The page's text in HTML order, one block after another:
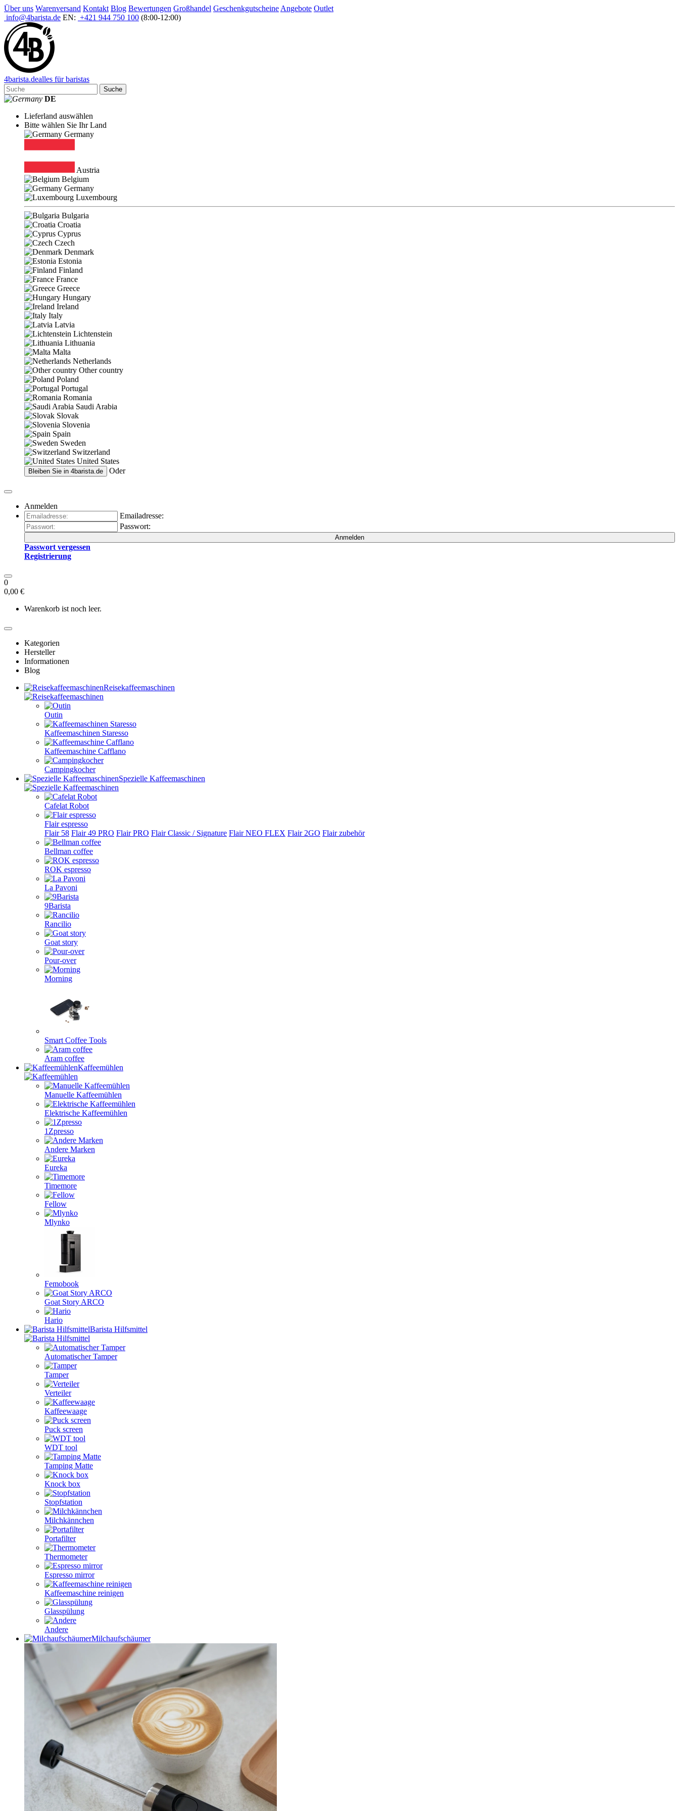
Über uns Warenversand Kontakt Blog Bewertungen Großhandel Geschenkgutscheine Angebote Outlet
info@4barista.de EN: +421 944 750 100 (8:00-12:00)
4barista.dealles für baristas
Suche
DE
Lieferland auswählen
Bitte wählen Sie Ihr Land
Germany
Austria
Belgium
Germany
Luxembourg
Bulgaria
Croatia
Cyprus
Czech
Denmark
Estonia
Finland
France
Greece
Hungary
Ireland
Italy
Latvia
Lichtenstein
Lithuania
Malta
Netherlands
Other country
Poland
Portugal
Romania
Saudi Arabia
Slovak
Slovenia
Spain
Sweden
Switzerland
United States
Bleiben Sie in 4barista.de Oder
Anmelden
Emailadresse:
Passwort:
Anmelden
Passwort vergessen
Registrierung
0
0,00 €
Warenkorb ist noch leer.
Kategorien
Hersteller
Informationen
Blog
Reisekaffeemaschinen
Outin
Kaffeemaschinen Staresso
Kaffeemaschine Cafflano
Campingkocher
Spezielle Kaffeemaschinen
Cafelat Robot
Flair espresso
Flair 58 Flair 49 PRO Flair PRO Flair Classic / Signature Flair NEO FLEX Flair 2GO Flair zubehör
Bellman coffee
ROK espresso
La Pavoni
9Barista
Rancilio
Goat story
Pour-over
Morning
Smart Coffee Tools
Aram coffee
Kaffeemühlen
Manuelle Kaffeemühlen
Elektrische Kaffeemühlen
1Zpresso
Andere Marken
Eureka
Timemore
Fellow
Mlynko
Femobook
Goat Story ARCO
Hario
Barista Hilfsmittel
Automatischer Tamper
Tamper
Verteiler
Kaffeewaage
Puck screen
WDT tool
Tamping Matte
Knock box
Stopfstation
Milchkännchen
Portafilter
Thermometer
Espresso mirror
Kaffeemaschine reinigen
Glasspülung
Andere
Milchaufschäumer